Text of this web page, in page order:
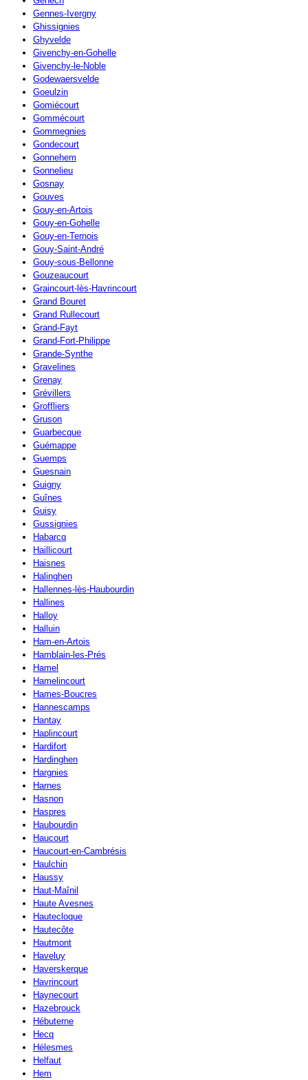
Gennes-Ivergny
Ghissignies
Ghyvelde
Givenchy-en-Gohelle
Givenchy-le-Noble
Godewaersvelde
Goeulzin
Gomiécourt
Gommécourt
Gommegnies
Gondecourt
Gonnehem
Gonnelieu
Gosnay
Gouves
Gouy-en-Artois
Gouy-en-Gohelle
Gouy-en-Ternois
Gouy-Saint-André
Gouy-sous-Bellonne
Gouzeaucourt
Graincourt-lès-Havrincourt
Grand Bouret
Grand Rullecourt
Grand-Fayt
Grand-Fort-Philippe
Grande-Synthe
Gravelines
Grenay
Grévillers
Groffliers
Gruson
Guarbecque
Guémappe
Guemps
Guesnain
Guigny
Guînes
Guisy
Gussignies
Habarcq
Haillicourt
Haisnes
Halinghen
Hallennes-lès-Haubourdin
Hallines
Halloy
Halluin
Ham-en-Artois
Hamblain-les-Prés
Hamel
Hamelincourt
Hames-Boucres
Hannescamps
Hantay
Haplincourt
Hardifort
Hardinghen
Hargnies
Harnes
Hasnon
Haspres
Haubourdin
Haucourt
Haucourt-en-Cambrésis
Haulchin
Haussy
Haut-Maînil
Haute Avesnes
Hautecloque
Hautecôte
Hautmont
Haveluy
Haverskerque
Havrincourt
Haynecourt
Hazebrouck
Hébuterne
Hecq
Hélesmes
Helfaut
Hem